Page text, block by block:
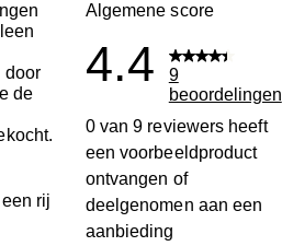
door
de
rij
Algemene score
4.4
9
beoordelingen
0 van 9 reviewers heeft
een voorbeeldproduct
ontvangen of
deelgenomen aan een
aanbieding